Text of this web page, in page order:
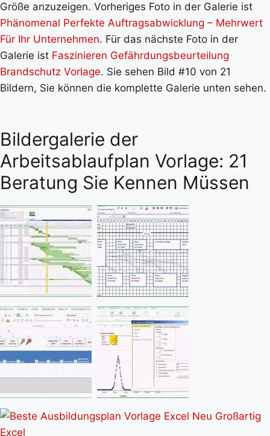
Größe anzuzeigen. Vorheriges Foto in der Galerie ist
Phänomenal Perfekte Auftragsabwicklung – Mehrwert
Für Ihr Unternehmen. Für das nächste Foto in der
Galerie ist Faszinieren Gefährdungsbeurteilung
Brandschutz Vorlage. Sie sehen Bild #10 von 21
Bildern, Sie können die komplette Galerie unten sehen.
Bildergalerie der
Arbeitsablaufplan Vorlage: 21
Beratung Sie Kennen Müssen